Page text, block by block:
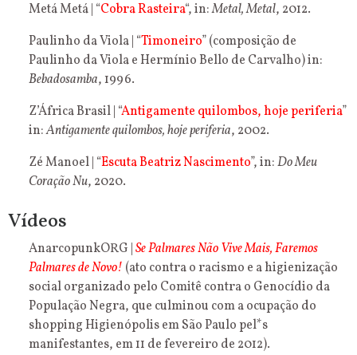
Metá Metá | “Cobra Rasteira“, in:Metal, Metal, 2012.
Paulinho da Viola | “Timoneiro” (composição de
Paulinho da Viola e Hermínio Bello de Carvalho) in:
Bebadosamba, 1996.
Z’África Brasil | “Antigamente quilombos, hoje periferia”
in:Antigamente quilombos, hoje periferia, 2002.
Zé Manoel | “Escuta Beatriz Nascimento”, in:Do Meu
CoraçãoNu, 2020.
Vídeos
AnarcopunkORG | Se Palmares Não Vive Mais, Faremos
Palmares de Novo! (ato contra o racismo e a higienização
social organizado pelo Comitê contra o Genocídio da
População Negra, que culminou com a ocupação do
shopping Higienópolis em São Paulo pel*s
manifestantes, em 11 de fevereiro de 2012).